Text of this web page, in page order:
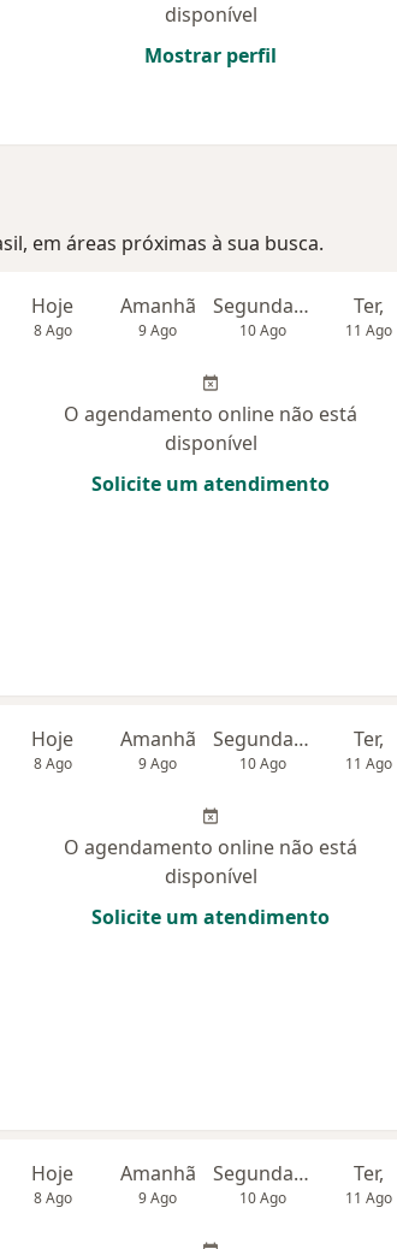
disponível
Mostrar perfil
em áreas próximas à sua busca.
Hoje
8 Ago
Amanhã
9 Ago
Segunda-feira
10 Ago
Ter,
11 Ago
O agendamento online não está
disponível
Solicite um atendimento
Hoje
8 Ago
Amanhã
9 Ago
Segunda-feira
10 Ago
Ter,
11 Ago
O agendamento online não está
disponível
Solicite um atendimento
Hoje
8 Ago
Amanhã
9 Ago
Segunda-feira
10 Ago
Ter,
11 Ago